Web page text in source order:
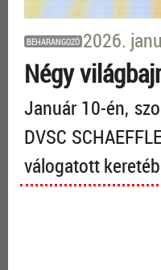
BEHARANGOZÓ 2026.
Négy
Január 10-én,
DVSC
válogatott